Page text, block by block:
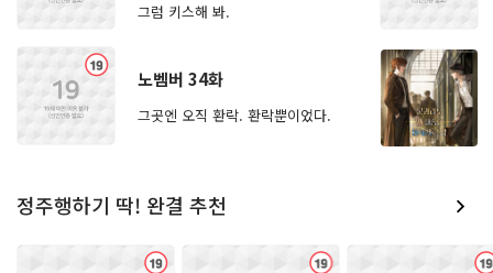
년
년
그럼 키스해 봐.
노벰버 34화
그곳엔 오직 환락. 환락뿐이었다.
정주행하기 딱! 완결 추천